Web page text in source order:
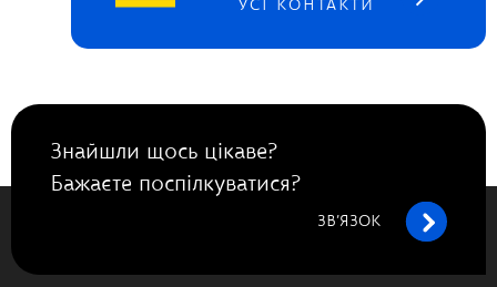
УСІ КОНТАКТИ
Знайшли щось цікаве?
Бажаєте поспілкуватися?
ЗВ’ЯЗОК